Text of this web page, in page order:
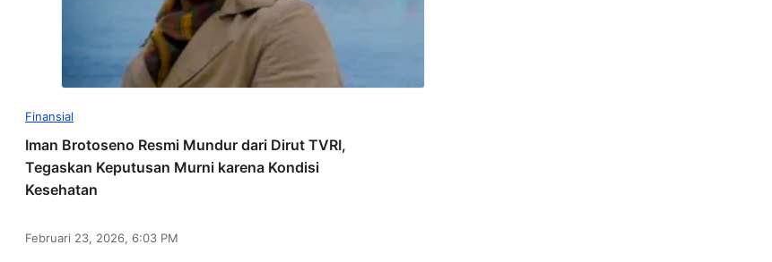
Finansial
Iman Brotoseno Resmi Mundur dari Dirut TVRI,
Tegaskan Keputusan Murni karena Kondisi
Kesehatan
Februari 23, 2026, 6:03 PM